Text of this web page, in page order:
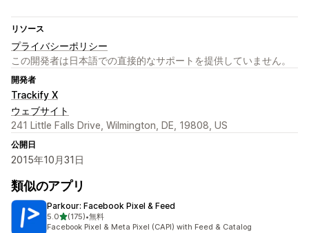
リソース
プライバシーポリシー
この開発者は日本語での直接的なサポートを提供していません。
開発者
Trackify X
ウェブサイト
241 Little Falls Drive, Wilmington, DE, 19808, US
公開日
2015年10月31日
類似のアプリ
Parkour: Facebook Pixel & Feed
5.05つ星中
(175)
合計レビュー数：175件
•無料
Facebook Pixel & Meta Pixel (CAPI) with Feed & Catalog